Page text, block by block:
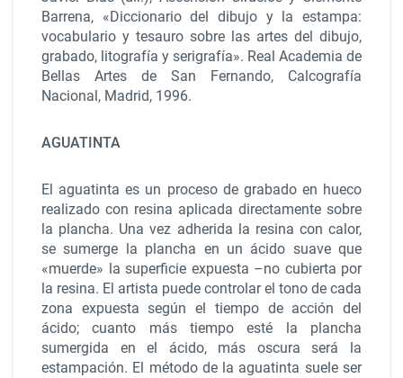
Barrena, «Diccionario del dibujo y la estampa:
vocabulario y tesauro sobre las artes del dibujo,
grabado, litografía y serigrafía». Real Academia de
Bellas Artes de San Fernando, Calcografía
Nacional, Madrid, 1996.
AGUATINTA
El aguatinta es un proceso de grabado en hueco
realizado con resina aplicada directamente sobre
la plancha. Una vez adherida la resina con calor,
se sumerge la plancha en un ácido suave que
«muerde» la superficie expuesta –no cubierta por
la resina. El artista puede controlar el tono de cada
zona expuesta según el tiempo de acción del
ácido; cuanto más tiempo esté la plancha
sumergida en el ácido, más oscura será la
estampación. El método de la aguatinta suele ser